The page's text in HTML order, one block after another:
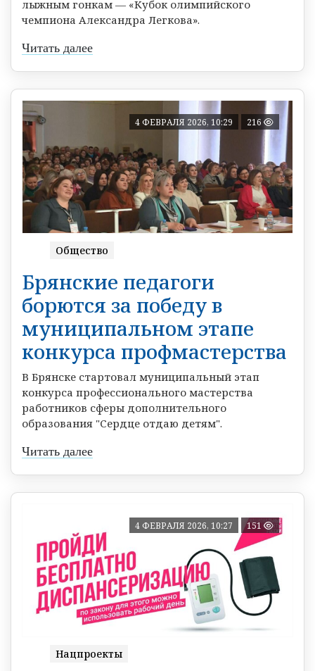
лыжным гонкам — «Кубок олимпийского
чемпиона Александра Легкова».
Читать далее
4 ФЕВРАЛЯ 2026, 10:29 216
Общество
Брянские педагоги
борются за победу в
муниципальном этапе
конкурса профмастерства
В Брянске стартовал муниципальный этап
конкурса профессионального мастерства
работников сферы дополнительного
образования "Сердце отдаю детям".
Читать далее
4 ФЕВРАЛЯ 2026, 10:27 151
Нацпроекты